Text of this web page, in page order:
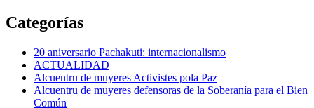
Categorías
20 aniversario Pachakuti: internacionalismo
ACTUALIDAD
Alcuentru de muyeres Activistes pola Paz
Alcuentru de muyeres defensoras de la Soberanía para el Bien
Común